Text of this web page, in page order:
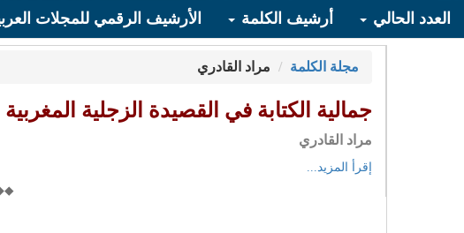
العدد الحالي أرشيف الكلمة الأرشيف الرقمي للمجلات
مجلة الكلمة مراد القادري
جمالية الكتابة في القصيدة الزجلية المغربية
مراد القادري
إقرأ المزيد...